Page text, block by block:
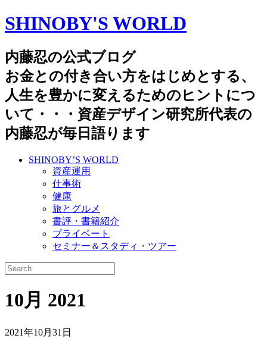
SHINOBY'S WORLD
内藤忍の公式ブログ
お金との付き合い方をはじめとする、
人生を豊かに変えるためのヒントにつ
いて・・・資産デザイン研究所代表の
内藤忍が毎日語ります
SHINOBY’S WORLD
資産運用
仕事術
健康
旅とグルメ
書評・書籍紹介
プライベート
セミナー＆スタディ・ツアー
10月 2021
2021年10月31日